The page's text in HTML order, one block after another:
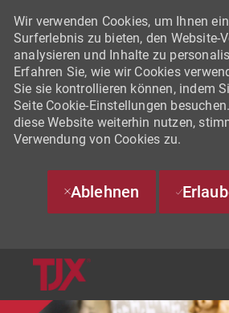
Wir verwenden Cookies, um Ihnen
Surferlebnis zu bieten, den Website-
analysieren und Inhalte zu
Erfahren Sie, wie wir Cookies
Sie sie kontrollieren können, indem
Seite Cookie-Einstellungen
diese Website weiterhin nutzen,
Verwendung von Cookies zu.
Ablehnen